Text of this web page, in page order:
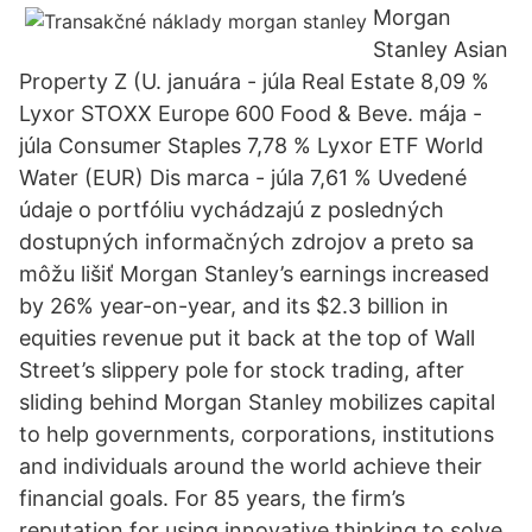
Morgan
Stanley Asian
Property Z (U. januára - júla Real Estate 8,09 %
Lyxor STOXX Europe 600 Food & Beve. mája -
júla Consumer Staples 7,78 % Lyxor ETF World
Water (EUR) Dis marca - júla 7,61 % Uvedené
údaje o portfóliu vychádzajú z posledných
dostupných informačných zdrojov a preto sa
môžu lišiť Morgan Stanley’s earnings increased
by 26% year-on-year, and its $2.3 billion in
equities revenue put it back at the top of Wall
Street’s slippery pole for stock trading, after
sliding behind Morgan Stanley mobilizes capital
to help governments, corporations, institutions
and individuals around the world achieve their
financial goals. For 85 years, the firm’s